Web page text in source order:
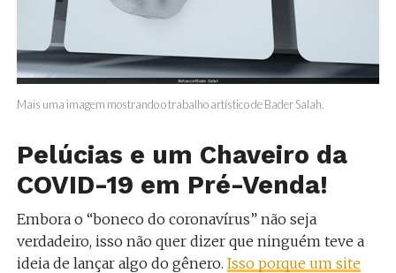
Mais uma imagem mostrando o trabalho artístico de Bader Salah.
Pelúcias e um Chaveiro da
COVID-19 em Pré-Venda!
Embora o “boneco do coronavírus” não seja
verdadeiro, isso não quer dizer que ninguém teve a
ideia de lançar algo do gênero. Isso porque um site